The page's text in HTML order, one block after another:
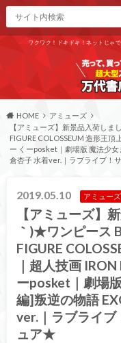
ワクワク！ドキドキ！ネットじゃ
HOME
アミューズ
【アミューズ】新景品入荷しま
FIGURE COLOSSEUM 造形王
ー くーposket｜劇場版 魔法少
倉杏子 水着ver.｜ラブライブ！
2019.05.10 アミューズ
【アミューズ】
｀)★ワンピース
FIGURE
｜超人技画
ーposket｜劇場
編]叛逆の物語
ver.｜ラブライ
ュア★